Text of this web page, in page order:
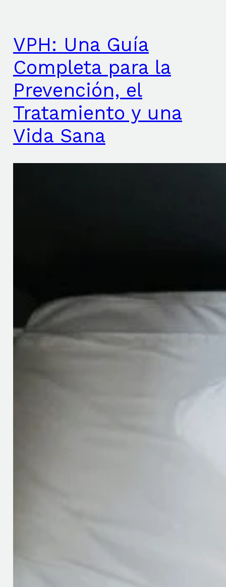
VPH: Una Guía
Completa para la
Prevención, el
Tratamiento y una
Vida Sana